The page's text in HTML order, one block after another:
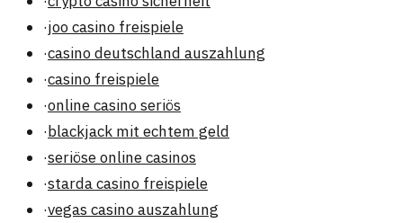
·joo casino freispiele
·casino deutschland auszahlung
·casino freispiele
·online casino seriös
·blackjack mit echtem geld
·seriöse online casinos
·starda casino freispiele
·vegas casino auszahlung